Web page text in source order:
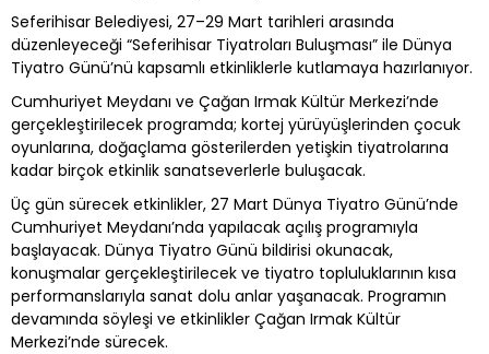
Seferihisar Belediyesi, 27–29 Mart tarihleri arasında
düzenleyeceği “Seferihisar Tiyatroları Buluşması” ile Dünya
Tiyatro Günü’nü kapsamlı etkinliklerle kutlamaya hazırlanıyor.
Cumhuriyet Meydanı ve Çağan Irmak Kültür Merkezi’nde
gerçekleştirilecek programda; kortej yürüyüşlerinden çocuk
oyunlarına, doğaçlama gösterilerden yetişkin tiyatrolarına
kadar birçok etkinlik sanatseverlerle buluşacak.
Üç gün sürecek etkinlikler, 27 Mart Dünya Tiyatro Günü’nde
Cumhuriyet Meydanı’nda yapılacak açılış programıyla
başlayacak. Dünya Tiyatro Günü bildirisi okunacak,
konuşmalar gerçekleştirilecek ve tiyatro topluluklarının kısa
performanslarıyla sanat dolu anlar yaşanacak. Programın
devamında söyleşi ve etkinlikler Çağan Irmak Kültür
Merkezi’nde sürecek.